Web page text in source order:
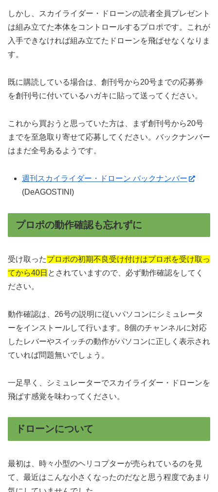
しかし、スカイライダー・ドローンの読者全員プレゼント
は組み立てた本体をコントロールするプロポです。これが
入手できなければ組み立てたドローンを飛ばせなくなりま
す。
既に購読している場合は、創刊号から20号までの応募券
を創刊号に付いているハガキに貼って送ってください。
これから買おうと思っていた方は、まず創刊号から20号
までを至急取り寄せて応募してください。バックナンバー
はまだ全号あるようです。
週刊スカイライダー・ドローン バックナンバー
(DeAGOSTINI)
プロポの動作確認も忘れずに
受け取ったプロポの初期不良受け付けはプロポを受け取っ
てから40日 とされていますので、必ず動作確認をしてく
ださい。
動作確認は、26号の説明に従いパソコンにシミュレータ
ーをインストールして行います。8個のチャンネルに対応
したレバーやスイッチの動作がパソコンに正しく表示され
ていれば問題無いでしょう。
一足早く、シミュレーターでスカイライダー・ドローンを
飛ばす感覚を味わってください。
ドローンについて
最初は、時々小型のヘリコプターが売られているのを見
て、最近はこんな小さくなったのだなと思う程度であまり